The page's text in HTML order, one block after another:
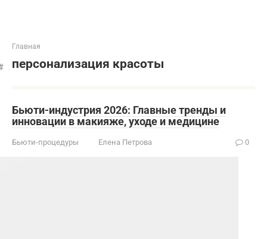
Главная
персонализация красоты
Бьюти-индустрия 2026: Главные тренды и
инновации в макияже, уходе и медицине
Бьюти-процедуры Елена Петрова 0